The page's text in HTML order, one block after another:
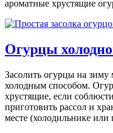
ароматные хрустящие
Огурцы
Засолить огурцы на
холодным способом.
хрустящие, если
приготовить рассол и
месте (холодильнике или